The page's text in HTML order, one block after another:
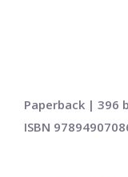
Paperback | 396
ISBN